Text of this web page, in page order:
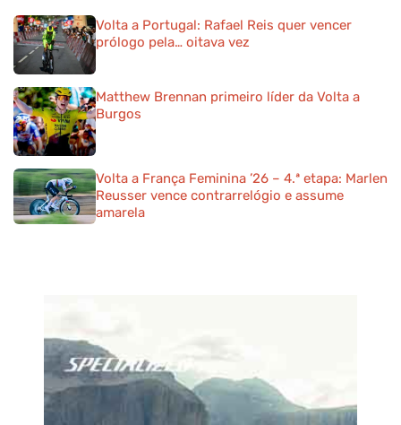
Volta a Portugal: Rafael Reis quer vencer
prólogo pela… oitava vez
Matthew Brennan primeiro líder da Volta a
Burgos
Volta a França Feminina ’26 – 4.ª etapa: Marlen
Reusser vence contrarrelógio e assume
amarela